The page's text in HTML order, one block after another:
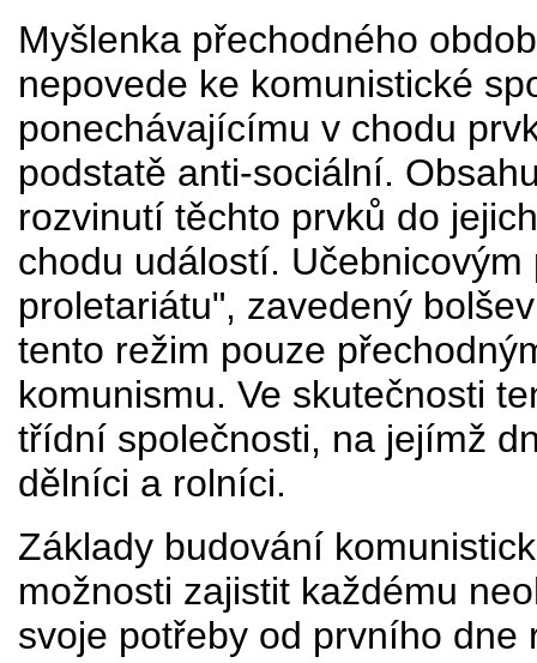
Myšlenka přechodného
nepovede ke komunistické
ponechávajícímu v chodu
podstatě anti-sociální.
rozvinutí těchto prvků do
chodu událostí.
proletariátu", zavedený
tento režim pouze
komunismu. Ve skutečnosti
třídní společnosti, na jejímž
dělníci a rolníci.
Základy budování
možnosti zajistit každému
svoje potřeby od prvního